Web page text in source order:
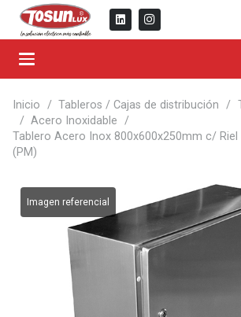
Inicio / Tableros / Cajas de distribución /
/ Acero Inoxidable /
Tablero Acero Inox 800x600x250mm c/
(PM)